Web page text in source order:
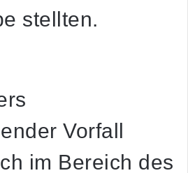
stellten.
Vorfall
im Bereich des